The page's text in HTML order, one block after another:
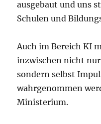
ausgebaut und uns
Schulen und
Auch im Bereich KI
inzwischen nicht
sondern selbst
wahrgenommen
Ministerium.